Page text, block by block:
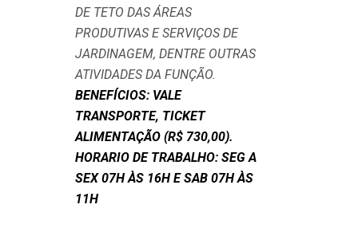
DE TETO DAS ÁREAS
PRODUTIVAS E SERVIÇOS DE
JARDINAGEM, DENTRE OUTRAS
ATIVIDADES DA FUNÇÃO.
BENEFÍCIOS: VALE
TRANSPORTE, TICKET
ALIMENTAÇÃO (R$ 730,00).
HORARIO DE TRABALHO: SEG A
SEX 07H ÀS 16H E SAB 07H ÀS
11H